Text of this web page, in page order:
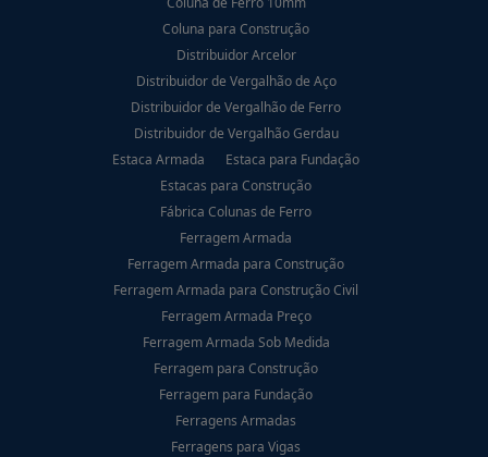
Coluna para Construção
Distribuidor Arcelor
Distribuidor de Vergalhão de Aço
Distribuidor de Vergalhão de Ferro
Distribuidor de Vergalhão Gerdau
Estaca Armada
Estaca para Fundação
Estacas para Construção
Fábrica Colunas de Ferro
Ferragem Armada
Ferragem Armada para Construção
Ferragem Armada para Construção Civil
Ferragem Armada Preço
Ferragem Armada Sob Medida
Ferragem para Construção
Ferragem para Fundação
Ferragens Armadas
Ferragens para Vigas